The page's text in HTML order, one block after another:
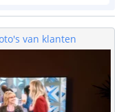
van klanten